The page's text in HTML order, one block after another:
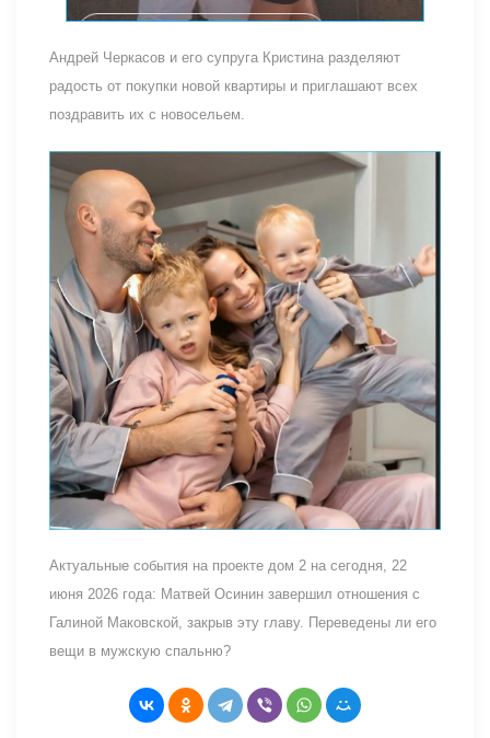
Андрей Черкасов и его супруга Кристина разделяют
радость от покупки новой квартиры и приглашают всех
поздравить их с новосельем.
Актуальные события на проекте дом 2 на сегодня, 22
июня 2026 года: Матвей Осинин завершил отношения с
Галиной Маковской, закрыв эту главу. Переведены ли его
вещи в мужскую спальню?